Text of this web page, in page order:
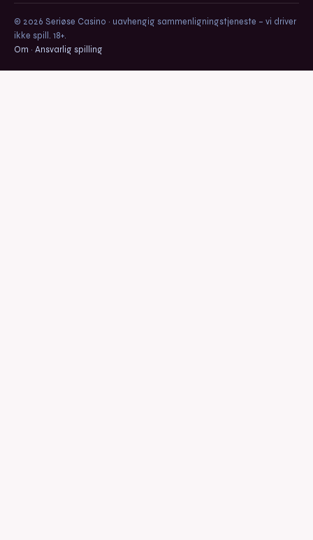
© 2026 Seriøse Casino · uavhengig sammenligningstjeneste – vi driver
ikke spill. 18+.
Om · Ansvarlig spilling